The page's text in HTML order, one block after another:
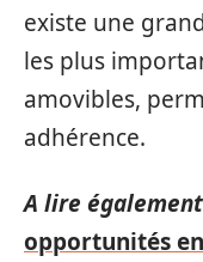
existe une
les plus
amovibles,
adhérence.
A lire
opportunités